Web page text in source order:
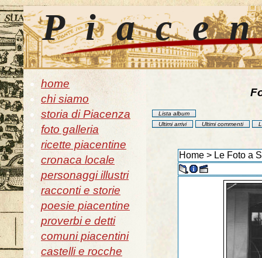
home
chi siamo
storia di Piacenza
foto galleria
ricette piacentine
cronaca locale
personaggi illustri
racconti e storie
poesie piacentine
proverbi e detti
comuni piacentini
castelli e rocche
Lista album
Ultimi arrivi
Ultimi commenti
Home> Le Foto a